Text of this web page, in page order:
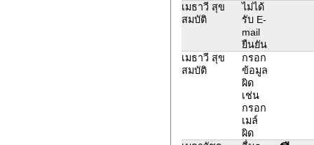
เมธาวี สุข
สมบัติ
ไม่ได้
รับ E-
mail
ยืนยัน
เมธาวี สุข
สมบัติ
กรอก
ข้อมูล
ผิด
เช่น
กรอก
เมล์
ผิด